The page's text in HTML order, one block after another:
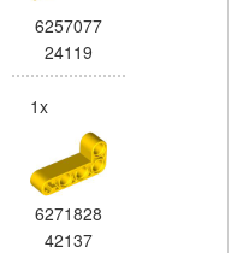
6257077
24119
1x
6271828
42137